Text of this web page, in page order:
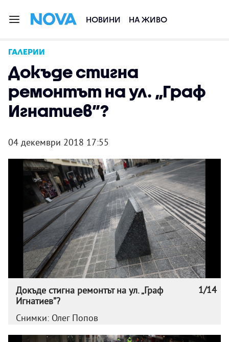
НОВИНИ НА ЖИВО
ГАЛЕРИИ
Докъде стигна
ремонтът на ул. „Граф
Игнатиев”?
04 декември 2018 17:55
1/14
Докъде стигна ремонтът на ул. „Граф
Игнатиев”?
Снимки: Олег Попов